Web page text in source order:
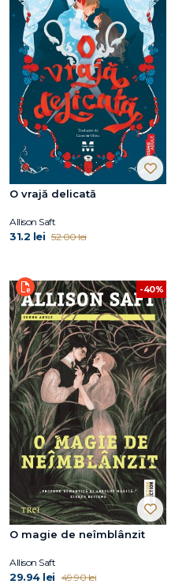
O vrajă delicată
Allison Saft
31.2 lei 52.00 lei
-40%
O magie de neîmblânzit
Allison Saft
29.94 lei 49.90 lei